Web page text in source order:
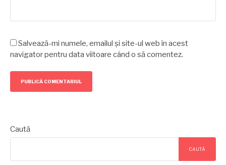
Salvează-mi numele, emailul și site-ul web în acest
navigator pentru data viitoare când o să comentez.
Caută
CAUTĂ